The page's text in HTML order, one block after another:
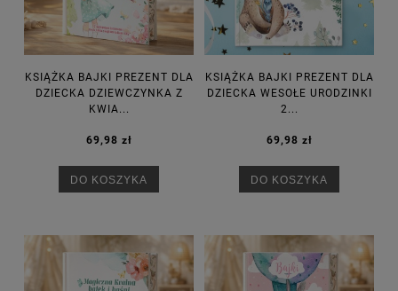
KSIĄŻKA BAJKI PREZENT DLA
DZIECKA DZIEWCZYNKA Z
KWIA...
69,98 zł
DO KOSZYKA
KSIĄŻKA BAJKI PREZENT DLA
DZIECKA WESOŁE URODZINKI
2...
69,98 zł
DO KOSZYKA